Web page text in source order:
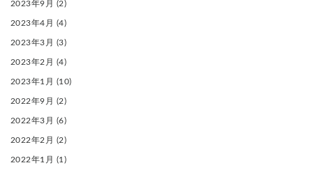
2023年9月 (2)
2023年4月 (4)
2023年3月 (3)
2023年2月 (4)
2023年1月 (10)
2022年9月 (2)
2022年3月 (6)
2022年2月 (2)
2022年1月 (1)